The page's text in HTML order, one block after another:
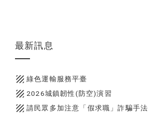
最新訊息
texture 綠色運輸服務平臺
texture 2026城鎮韌性(防空)演習
texture 請民眾多加注意「假求職」詐騙手法